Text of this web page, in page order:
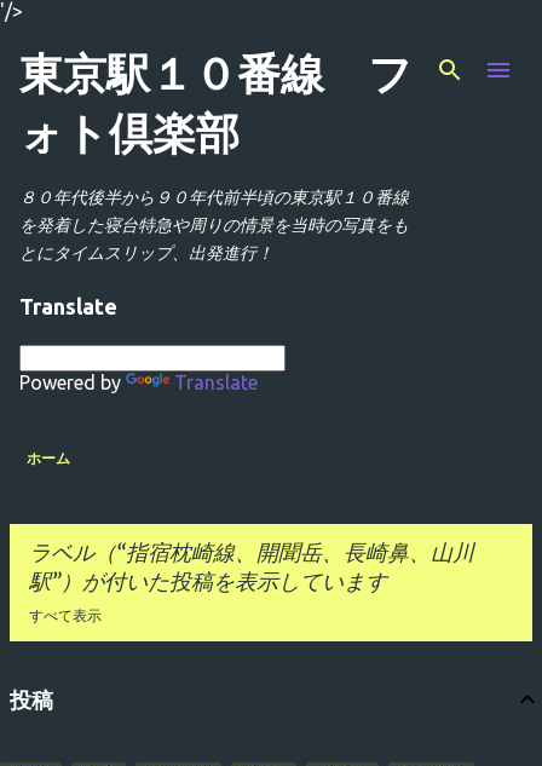
'/>
東京駅１０番線 フ
ォト倶楽部
８０年代後半から９０年代前半頃の東京駅１０番線
を発着した寝台特急や周りの情景を当時の写真をも
とにタイムスリップ、出発進行！
Translate
Powered by Translate
ホーム
ラベル（ 指宿枕崎線、開聞岳、長崎鼻、山川
駅 ）が付いた投稿を表示しています
すべて表示
投
投稿